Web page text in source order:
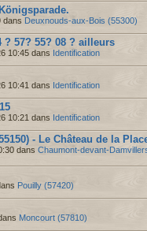
dans Deuxnouds-aux-Bois (55300)
? 57? 55? 08 ? ailleurs
10:45 dans Identification
10:41 dans Identification
10:21 dans Identification
- Le Château de la
dans Chaumont-devant-
Pouilly (57420)
Moncourt (57810)